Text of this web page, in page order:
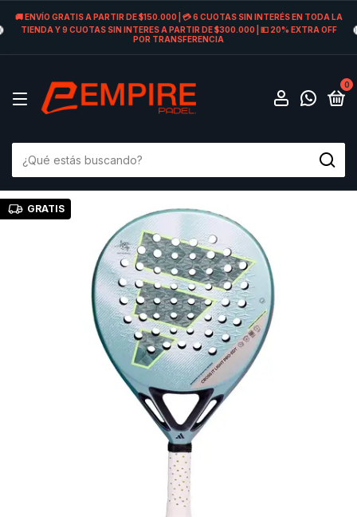
🚚 ENVÍO GRATIS A PARTIR DE $150.000 | 💳 6 CUOTAS SIN INTERÉS EN TODA LA
TIENDA Y 9 CUOTAS SIN INTERES A PARTIR DE $300.000 | 💵 20% EXTRA OFF
POR TRANSFERENCIA
0
GRATIS